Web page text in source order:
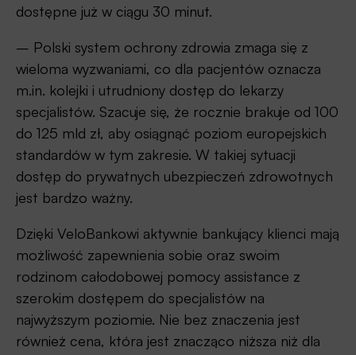
dostępne już w ciągu 30 minut.
– Polski system ochrony zdrowia zmaga się z
wieloma wyzwaniami, co dla pacjentów oznacza
m.in. kolejki i utrudniony dostęp do lekarzy
specjalistów. Szacuje się, że rocznie brakuje od 100
do 125 mld zł, aby osiągnąć poziom europejskich
standardów w tym zakresie. W takiej sytuacji
dostęp do prywatnych ubezpieczeń zdrowotnych
jest bardzo ważny.
Dzięki VeloBankowi aktywnie bankujący klienci mają
możliwość zapewnienia sobie oraz swoim
rodzinom całodobowej pomocy assistance z
szerokim dostępem do specjalistów na
najwyższym poziomie. Nie bez znaczenia jest
również cena, która jest znacząco niższa niż dla